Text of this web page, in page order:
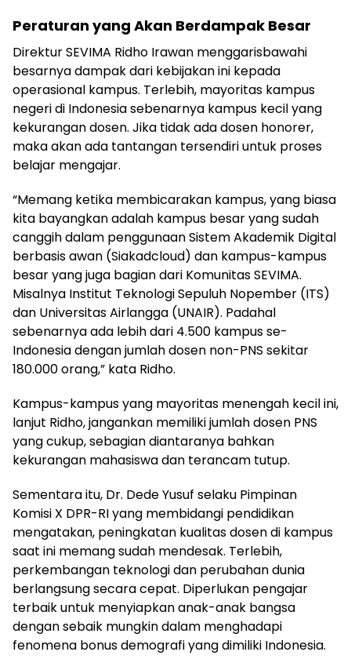
Peraturan yang Akan Berdampak Besar
Direktur SEVIMA Ridho Irawan menggarisbawahi
besarnya dampak dari kebijakan ini kepada
operasional kampus. Terlebih, mayoritas kampus
negeri di Indonesia sebenarnya kampus kecil yang
kekurangan dosen. Jika tidak ada dosen honorer,
maka akan ada tantangan tersendiri untuk proses
belajar mengajar.
“Memang ketika membicarakan kampus, yang biasa
kita bayangkan adalah kampus besar yang sudah
canggih dalam penggunaan Sistem Akademik Digital
berbasis awan (Siakadcloud) dan kampus-kampus
besar yang juga bagian dari Komunitas SEVIMA.
Misalnya Institut Teknologi Sepuluh Nopember (ITS)
dan Universitas Airlangga (UNAIR). Padahal
sebenarnya ada lebih dari 4.500 kampus se-
Indonesia dengan jumlah dosen non-PNS sekitar
180.000 orang,” kata Ridho.
Kampus-kampus yang mayoritas menengah kecil ini,
lanjut Ridho, jangankan memiliki jumlah dosen PNS
yang cukup, sebagian diantaranya bahkan
kekurangan mahasiswa dan terancam tutup.
Sementara itu, Dr. Dede Yusuf selaku Pimpinan
Komisi X DPR-RI yang membidangi pendidikan
mengatakan, peningkatan kualitas dosen di kampus
saat ini memang sudah mendesak. Terlebih,
perkembangan teknologi dan perubahan dunia
berlangsung secara cepat. Diperlukan pengajar
terbaik untuk menyiapkan anak-anak bangsa
dengan sebaik mungkin dalam menghadapi
fenomena bonus demografi yang dimiliki Indonesia.